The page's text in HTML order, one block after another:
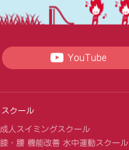
YouTube
スクール
成人スイミングスクール
膝・腰 機能改善 水中運動スクール